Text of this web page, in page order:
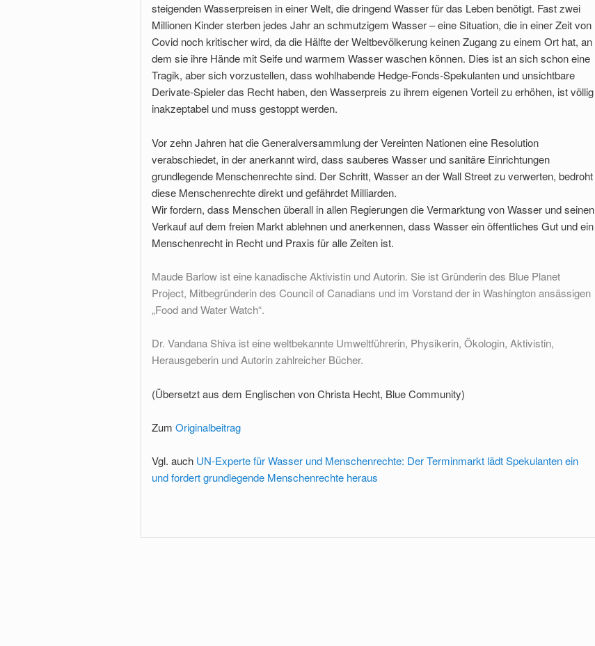
steigenden Wasserpreisen in einer Welt, die dringend Wasser für das Leben benötigt. Fast zwei
Millionen Kinder sterben jedes Jahr an schmutzigem Wasser – eine Situation, die in einer Zeit von
Covid noch kritischer wird, da die Hälfte der Weltbevölkerung keinen Zugang zu einem Ort hat, an
dem sie ihre Hände mit Seife und warmem Wasser waschen können. Dies ist an sich schon eine
Tragik, aber sich vorzustellen, dass wohlhabende Hedge-Fonds-Spekulanten und unsichtbare
Derivate-Spieler das Recht haben, den Wasserpreis zu ihrem eigenen Vorteil zu erhöhen, ist völlig
inakzeptabel und muss gestoppt werden.
Vor zehn Jahren hat die Generalversammlung der Vereinten Nationen eine Resolution
verabschiedet, in der anerkannt wird, dass sauberes Wasser und sanitäre Einrichtungen
grundlegende Menschenrechte sind. Der Schritt, Wasser an der Wall Street zu verwerten, bedroht
diese Menschenrechte direkt und gefährdet Milliarden.
Wir fordern, dass Menschen überall in allen Regierungen die Vermarktung von Wasser und seinen
Verkauf auf dem freien Markt ablehnen und anerkennen, dass Wasser ein öffentliches Gut und ein
Menschenrecht in Recht und Praxis für alle Zeiten ist.
Maude Barlow ist eine kanadische Aktivistin und Autorin. Sie ist Gründerin des Blue Planet
Project, Mitbegründerin des Council of Canadians und im Vorstand der in Washington ansässigen
„Food and Water Watch“.
Dr. Vandana Shiva ist eine weltbekannte Umweltführerin, Physikerin, Ökologin, Aktivistin,
Herausgeberin und Autorin zahlreicher Bücher.
(Übersetzt aus dem Englischen von Christa Hecht, Blue Community)
Zum Originalbeitrag
Vgl. auch UN-Experte für Wasser und Menschenrechte: Der Terminmarkt lädt Spekulanten ein
und fordert grundlegende Menschenrechte heraus